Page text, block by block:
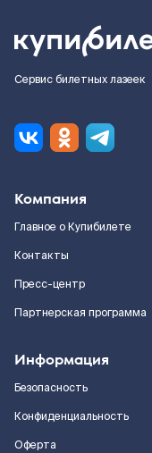
Сервис билетных лазеек
Компания
Главное о Купибилете
Контакты
Пресс-центр
Партнерская программа
Информация
Безопасность
Конфиденциальность
Оферта